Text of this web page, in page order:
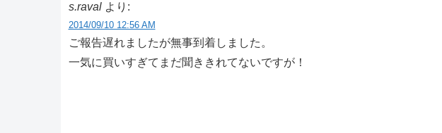
s.raval より:
2014/09/10 12:56 AM
ご報告遅れましたが無事到着しました。
一気に買いすぎてまだ聞ききれてないですが！